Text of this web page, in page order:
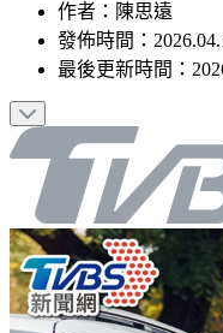
作者 ： 陳思遠
發佈時間：
最後更新時間：